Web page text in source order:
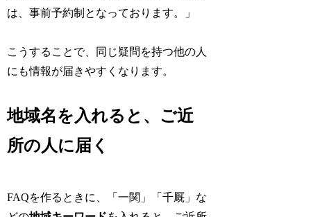
は、事前予約制となっております。」
こうすることで、同じ疑問を持つ他の人
にも情報が届きやすくなります。
地域名を入れると、ご近
所の人に届く
FAQを作るときに、「一関」「千厩」な